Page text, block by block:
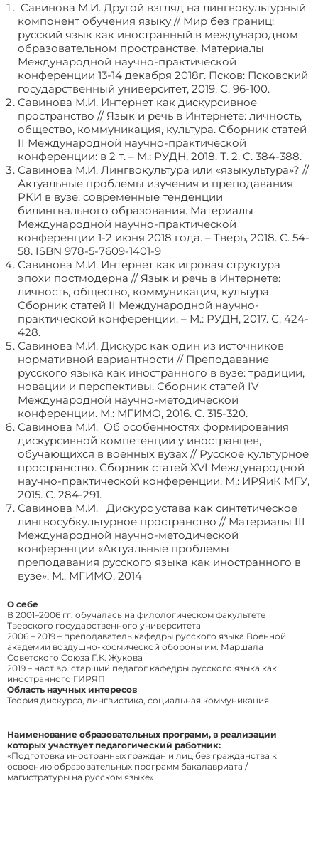
Савинова М.И. Другой взгляд на лингвокультурный
компонент обучения языку // Мир без границ:
русский язык как иностранный в международном
образовательном пространстве. Материалы
Международной научно-практической
конференции 13-14 декабря 2018г. Псков: Псковский
государственный университет, 2019. С. 96-100.
Савинова М.И. Интернет как дискурсивное
пространство // Язык и речь в Интернете: личность,
общество, коммуникация, культура. Сборник статей
II Международной научно-практической
конференции: в 2 т. – М.: РУДН, 2018. Т. 2. С. 384-388.
Савинова М.И. Лингвокультура или «языкультура»? //
Актуальные проблемы изучения и преподавания
РКИ в вузе: современные тенденции
билингвального образования. Материалы
Международной научно-практической
конференции 1-2 июня 2018 года. – Тверь, 2018. С. 54-
58. ISBN 978-5-7609-1401-9
Савинова М.И. Интернет как игровая структура
эпохи постмодерна // Язык и речь в Интернете:
личность, общество, коммуникация, культура.
Сборник статей II Международной научно-
практической конференции. – М.: РУДН, 2017. С. 424-
428.
Савинова М.И. Дискурс как один из источников
нормативной вариантности // Преподавание
русского языка как иностранного в вузе: традиции,
новации и перспективы. Сборник статей IV
Международной научно-методической
конференции. М.: МГИМО, 2016. С. 315-320.
Савинова М.И. Об особенностях формирования
дискурсивной компетенции у иностранцев,
обучающихся в военных вузах // Русское культурное
пространство. Сборник статей XVI Международной
научно-практической конференции. М.: ИРЯиК МГУ,
2015. С. 284-291.
Савинова М.И. Дискурс устава как синтетическое
лингвосубкультурное пространство // Материалы III
Международной научно-методической
конференции «Актуальные проблемы
преподавания русского языка как иностранного в
вузе». М.: МГИМО, 2014
О себе
В 2001–2006 гг. обучалась на филологическом факультете
Тверского государственного университета
2006 – 2019 – преподаватель кафедры русского языка Военной
академии воздушно-космической обороны им. Маршала
Советского Союза Г.К. Жукова
2019 – наст.вр. старший педагог кафедры русского языка как
иностранного ГИРЯП
Область научных интересов
Теория дискурса, лингвистика, социальная коммуникация.
Наименование образовательных программ, в реализации
которых участвует педагогический работник:
«Подготовка иностранных граждан и лиц без гражданства к
освоению образовательных программ бакалавриата /
магистратуры на русском языке»